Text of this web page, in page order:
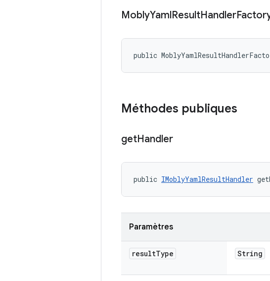
MoblyYamlResultHandler
public
Méthodes publiques
getHandler
public IMoblyYamlResultHandler
Paramètres
resultType String